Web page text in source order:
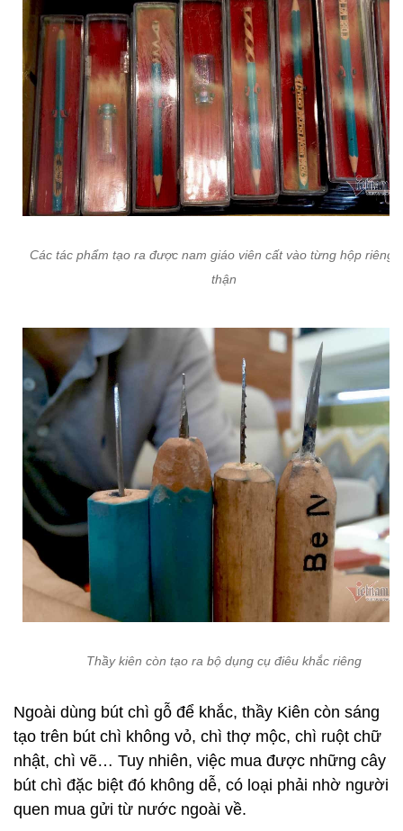
Các tác phẩm tạo ra được nam giáo viên cất vào từng hộp riêng
thận
Thầy kiên còn tạo ra bộ dụng cụ điêu khắc riêng
Ngoài dùng bút chì gỗ để khắc, thầy Kiên còn sáng
tạo trên bút chì không vỏ, chì thợ mộc, chì ruột chữ
nhật, chì vẽ… Tuy nhiên, việc mua được những cây
bút chì đặc biệt đó không dễ, có loại phải nhờ người
quen mua gửi từ nước ngoài về.